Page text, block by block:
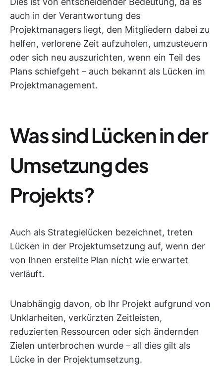
auch in der Verantwortung des
Projektmanagers liegt, den Mitgliedern dabei zu
helfen, verlorene Zeit aufzuholen, umzusteuern
oder sich neu auszurichten, wenn ein Teil des
Plans schiefgeht – auch bekannt als Lücken im
Projektmanagement.
Was sind Lücken in der
Umsetzung des
Projekts?
Auch als Strategielücken bezeichnet, treten
Lücken in der Projektumsetzung auf, wenn der
von Ihnen erstellte Plan nicht wie erwartet
verläuft.
Unabhängig davon, ob Ihr Projekt aufgrund von
Unklarheiten, verkürzten Zeitleisten,
reduzierten Ressourcen oder sich ändernden
Zielen unterbrochen wurde – all dies gilt als
Lücke in der Projektumsetzung.